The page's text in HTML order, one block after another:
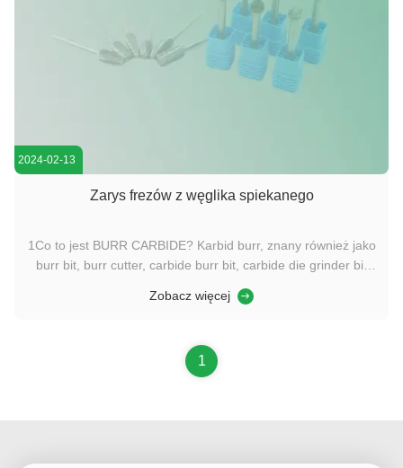
2024-02-13
Zarys frezów z węglika spiekanego
1Co to jest BURR CARBIDE? Karbid burr, znany również jako
burr bit, burr cutter, carbide burr bit, carbide die grinder bit
cięcia, które jest przymocowane do narzędzi pneumatycznych
Zobacz więcej
1